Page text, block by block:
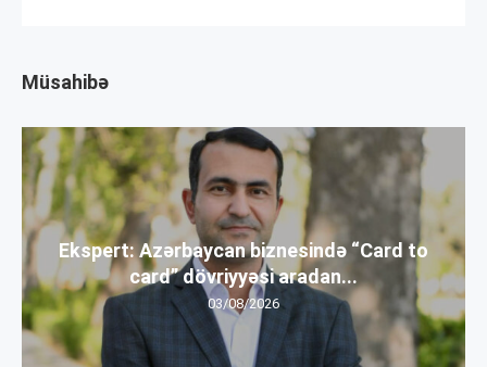
Müsahibə
Ekspert: Azərbaycan biznesində “Card to
card” dövriyyəsi aradan...
03/08/2026